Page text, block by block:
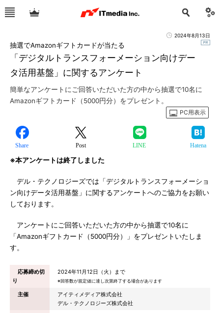
2024年8月13日
「デジタルトランスフォーメーション向けデー
タ活用基盤」に関するアンケート
抽選でAmazonギフトカードが当たる
簡単なアンケートにご回答いただいた方の中から抽選で10名に
Amazonギフトカード（5000円分）をプレゼント。
PC用表示
Share Post LINE Hatena
※本アンケートは終了しました
デル・テクノロジーズでは「デジタルトランスフォーメーショ
ン向けデータ活用基盤」に関するアンケートへのご協力をお願い
しております。
アンケートにご回答いただいた方の中から抽選で10名に
「Amazonギフトカード（5000円分）」をプレゼントいたしま
す。
応募締め切
り
2024年11月12日（火）まで
※回答数が規定値に達し次第終了する場合があります
主催
アイティメディア株式会社
デル・テクノロジーズ株式会社